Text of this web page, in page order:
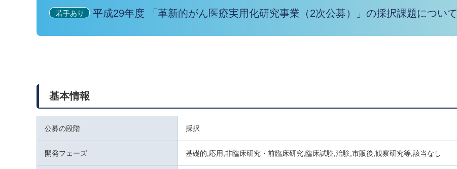
若手あり 平成29年度 「革新的がん医療実用化研究事業（2次公募）」の採択課題について
基本情報
公募の段階 採択
開発フェーズ 基礎的,応用,非臨床研究・前臨床研究,臨床試験,治験,市販後,観察研究等,該当なし